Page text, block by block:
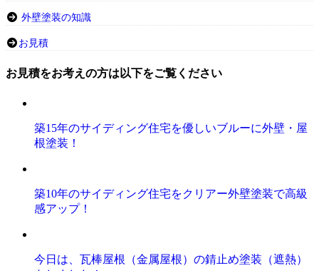
外壁塗装の知識
お見積
お見積をお考えの方は以下をご覧ください
築15年のサイディング住宅を優しいブルーに外壁・屋
根塗装！
築10年のサイディング住宅をクリアー外壁塗装で高級
感アップ！
今日は、瓦棒屋根（金属屋根）の錆止め塗装（遮熱）